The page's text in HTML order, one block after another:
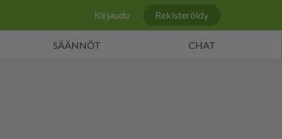
Kirjaudu Rekisteröidy
SÄÄNNÖT CHAT